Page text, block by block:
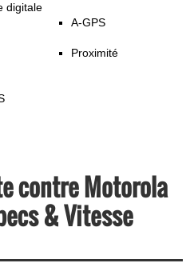
digitale
A-GPS
Proximité
contre Motorola
& Vitesse